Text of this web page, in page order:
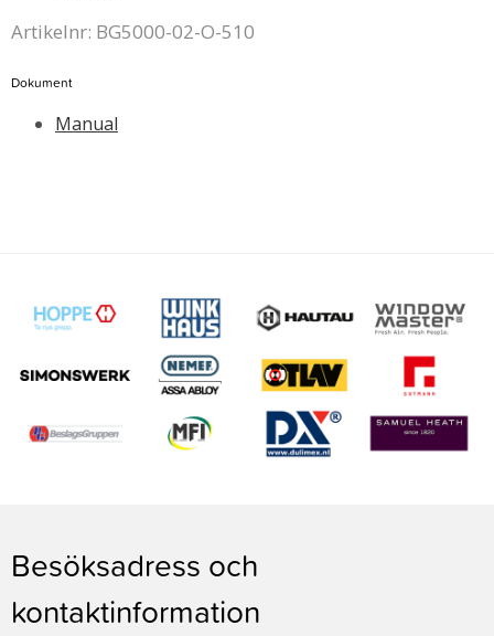
Artikelnr: BG5000-02-O-510
Dokument
Manual
Besöksadress och
kontaktinformation